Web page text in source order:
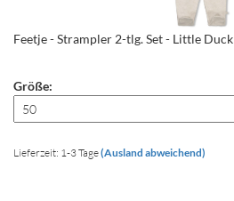
Feetje - Strampler 2-tlg. Set - Little Duck
Größe:
Lieferzeit: 1-3 Tage(Ausland abweichend)